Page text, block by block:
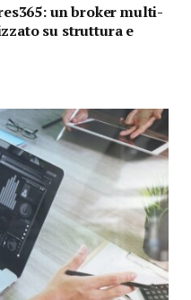
un broker multi-
su struttura e